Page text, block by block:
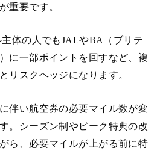
重要です。
体の人でもJALやBA（ブリテ
に一部ポイントを回すなど、複
リスクヘッジになります。
伴い航空券の必要マイル数が変
。シーズン制やピーク特典の改
ら、必要マイルが上がる前に特